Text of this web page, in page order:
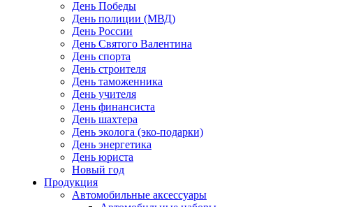
День Победы
День полиции (МВД)
День России
День Святого Валентина
День спорта
День строителя
День таможенника
День учителя
День финансиста
День шахтера
День эколога (эко-подарки)
День энергетика
День юриста
Новый год
Продукция
Автомобильные аксессуары